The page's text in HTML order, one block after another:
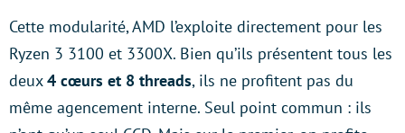
Cette modularité, AMD l’exploite directement pour les
Ryzen 3 3100 et 3300X. Bien qu’ils présentent tous les
deux4 cœurs et 8 threads, ils ne profitent pas du
même agencement interne. Seul point commun : ils